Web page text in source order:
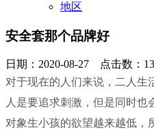
地区
安全套那个品牌好
日期：2020-08-27 点击数：
对于现在的人们来说，二人生
人是要追求刺激，但是同时也
对象生小孩的欲望越来越低，